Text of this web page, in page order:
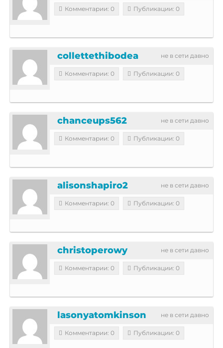
Комментарии: 0 Публикации: 0
не в сети давно
collettethibodea
Комментарии: 0 Публикации: 0
не в сети давно
chanceups562
Комментарии: 0 Публикации: 0
не в сети давно
alisonshapiro2
Комментарии: 0 Публикации: 0
не в сети давно
christoperowy
Комментарии: 0 Публикации: 0
не в сети давно
lasonyatomkinson
Комментарии: 0 Публикации: 0